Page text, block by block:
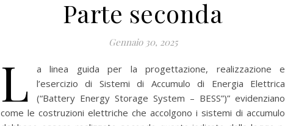
Parte seconda
Gennaio 30, 2025
L
a linea guida per la progettazione, realizzazione e
l’esercizio di Sistemi di Accumulo di Energia Elettrica
(“Battery Energy Storage System – BESS”)” evidenziano
come le costruzioni elettriche che accolgono i sistemi di accumulo